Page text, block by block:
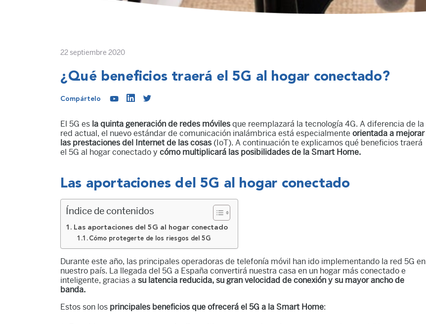
22 septiembre 2020
¿Qué beneficios traerá el 5G al hogar conectado?
Compártelo
El 5G es la quinta generación de redes móviles que reemplazará la tecnología 4G. A diferencia de la
red actual, el nuevo estándar de comunicación inalámbrica está especialmente orientada a mejorar
las prestaciones del Internet de las cosas (IoT). A continuación te explicamos qué beneficios traerá
el 5G al hogar conectado y cómo multiplicará las posibilidades de la Smart Home.
Las aportaciones del 5G al hogar conectado
Índice de contenidos
Las aportaciones del 5G al hogar conectado
Cómo protegerte de los riesgos del 5G
Durante este año, las principales operadoras de telefonía móvil han ido implementando la red 5G en
nuestro país. La llegada del 5G a España convertirá nuestra casa en un hogar más conectado e
inteligente, gracias a su latencia reducida, su gran velocidad de conexión y su mayor ancho de
banda.
Estos son los principales beneficios que ofrecerá el 5G a la Smart Home: